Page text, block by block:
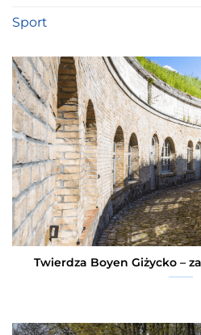
Sport
Twierdza Boyen Giżycko –